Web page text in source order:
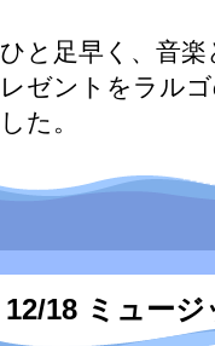
ひと足早く、音
レゼントをラル
した。
12/18 ミュー